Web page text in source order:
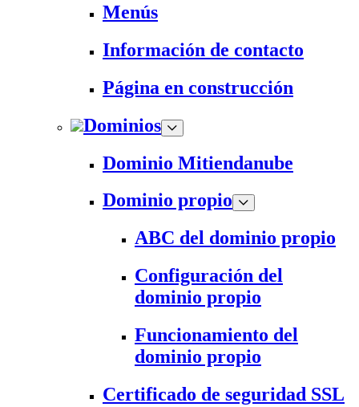
Menús
Información de contacto
Página en construcción
Dominios
Dominio Mitiendanube
Dominio propio
ABC del dominio propio
Configuración del
dominio propio
Funcionamiento del
dominio propio
Certificado de seguridad SSL